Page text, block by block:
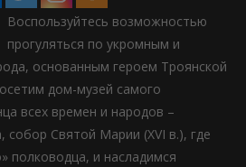
Воспользуйтесь возможностью
прогуляться по укромным и
основанным героем Троянской
дом-музей самого
всех времен и народов –
собор Святой Марии (XVI в.), где
полководца, и насладимся